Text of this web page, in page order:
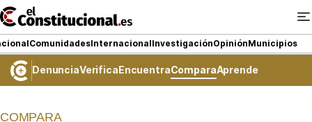
Ir
al
contenido
ComunidadesInternacionalInvestigaciónOpiniónMunicipios
DenunciaVerificaEncuentraComparaAprende
COMPARA